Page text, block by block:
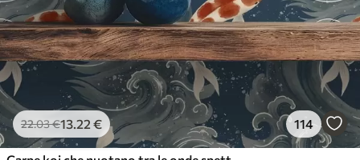
22.03€13.22 € 114